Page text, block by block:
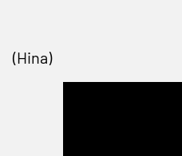
(Hina)